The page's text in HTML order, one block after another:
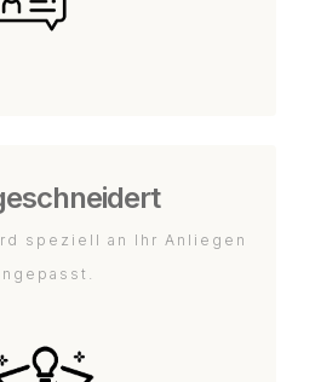
speziell an Ihr Anliegen